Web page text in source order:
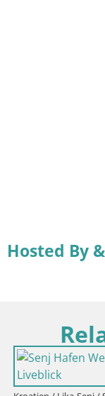
Hosted By